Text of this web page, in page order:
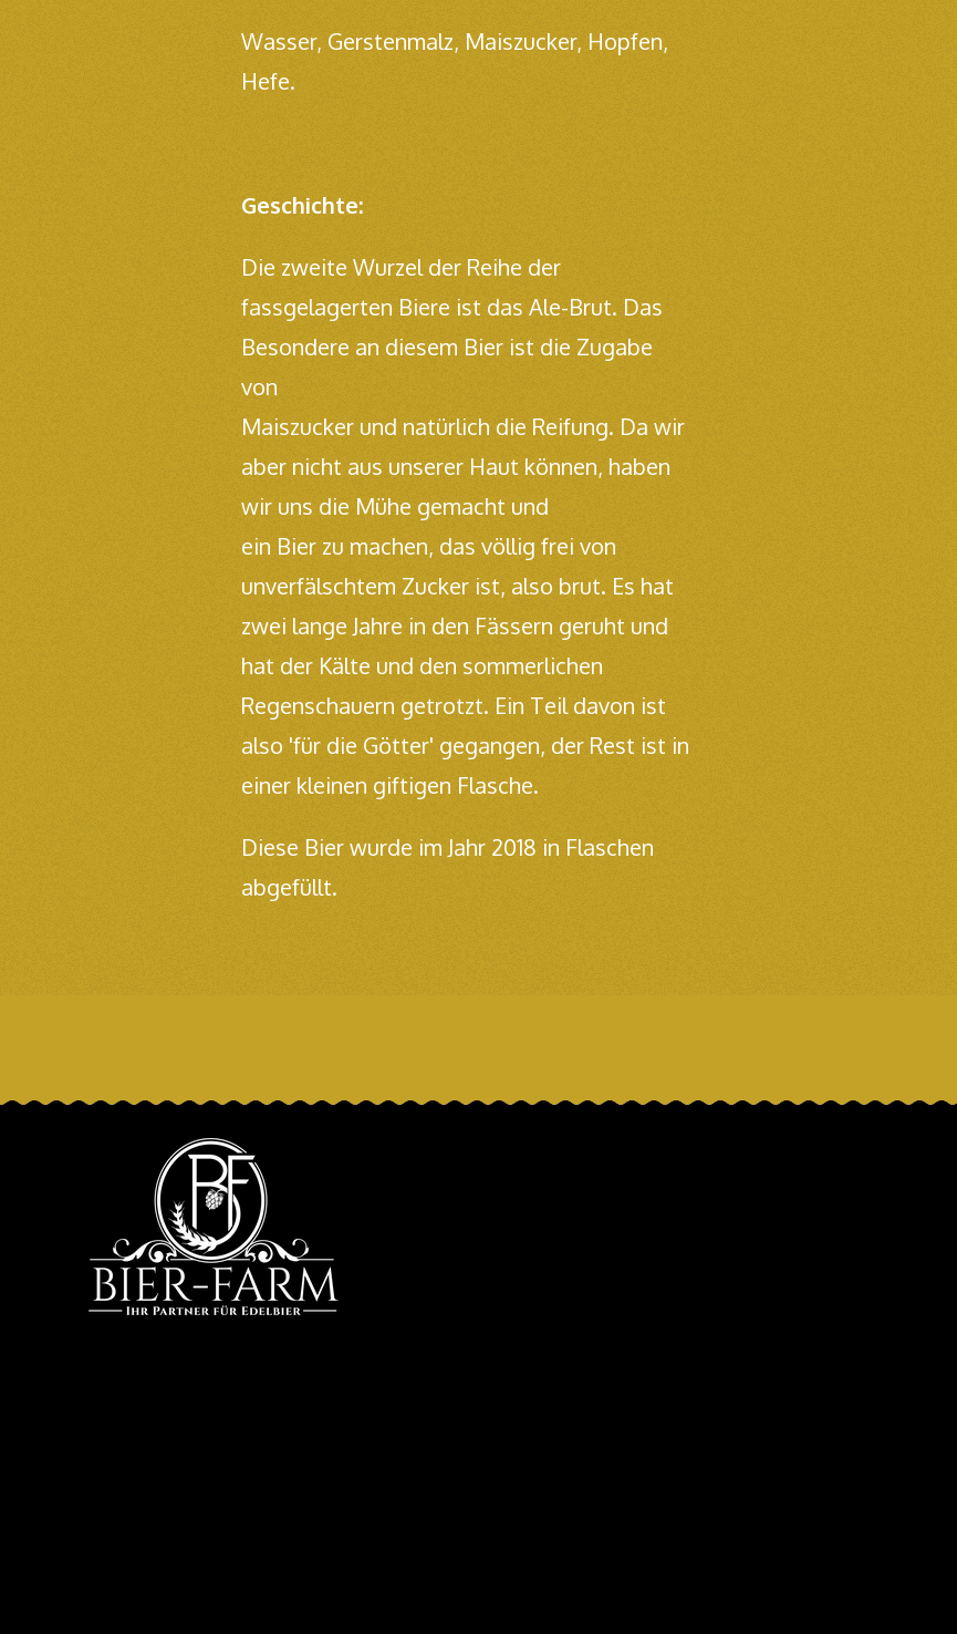
Wasser, Gerstenmalz, Maiszucker, Hopfen,
Hefe.
Geschichte:
Die zweite Wurzel der Reihe der
fassgelagerten Biere ist das Ale-Brut. Das
Besondere an diesem Bier ist die Zugabe
von
Maiszucker und natürlich die Reifung. Da wir
aber nicht aus unserer Haut können, haben
wir uns die Mühe gemacht und
ein Bier zu machen, das völlig frei von
unverfälschtem Zucker ist, also brut. Es hat
zwei lange Jahre in den Fässern geruht und
hat der Kälte und den sommerlichen
Regenschauern getrotzt. Ein Teil davon ist
also 'für die Götter' gegangen, der Rest ist in
einer kleinen giftigen Flasche.
Diese Bier wurde im Jahr 2018 in Flaschen
abgefüllt.